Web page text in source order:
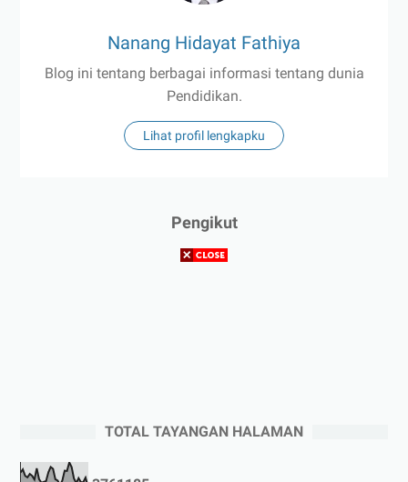
Nanang Hidayat Fathiya
Blog ini tentang berbagai informasi tentang dunia
Pendidikan.
Lihat profil lengkapku
Pengikut
TOTAL TAYANGAN HALAMAN